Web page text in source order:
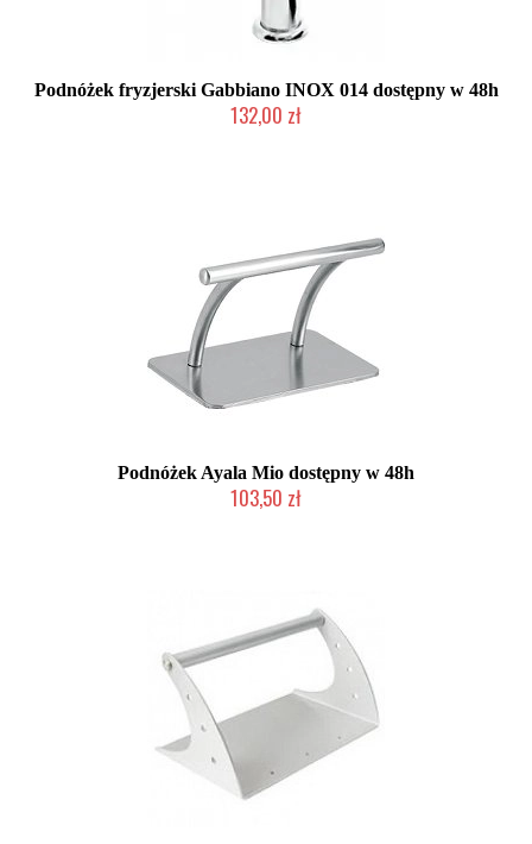
Podnóżek fryzjerski Gabbiano INOX 014 dostępny w 48h
132,00 zł
Podnóżek Ayala Mio dostępny w 48h
103,50 zł